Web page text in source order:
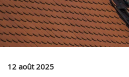
12 août 2025